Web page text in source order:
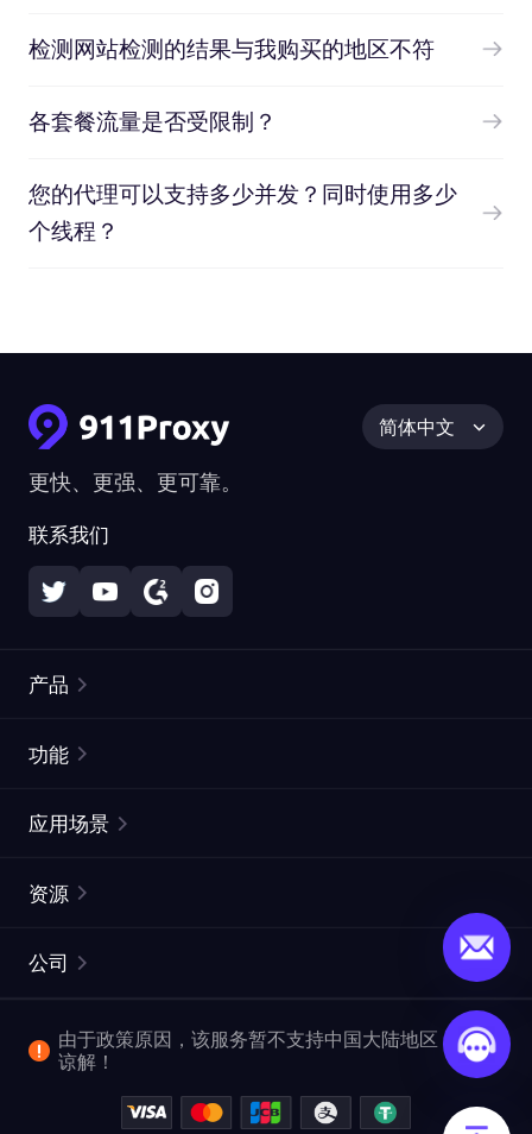
检测网站检测的结果与我购买的地区不符
各套餐流量是否受限制？
您的代理可以支持多少并发？同时使用多少
个线程？
更快、更强、更可靠。
联系我们
简体中文
产品
静态住宅代理
网页抓取 API
视频下载 API
功能
ISP代理
ProxySite
应用场景
市场研究
爬行和索引
查看全部使用场景
资源
常见问题解答
位置
公司
企业服务
反洗钱合规计划
由于政策原因，该服务暂不支持中国大陆地区，敬请
谅解！